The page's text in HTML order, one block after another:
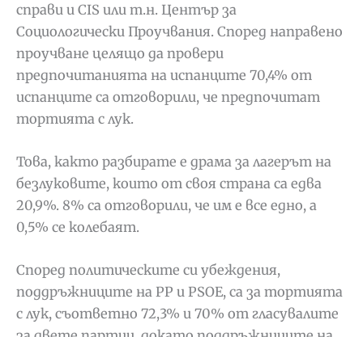
справи и CIS или т.н. Център за
Социологически Проучвания. Според направено
проучване целящо да провери
предпочитанията на испанците 70,4% от
испанците са отговорили, че предпочитат
тортията с лук.
Това, както разбирате е драма за лагерът на
безлуковите, които от своя страна са едва
20,9%. 8% са отговорили, че им е все едно, а
0,5% се колебаят.
Според политическите си убеждения,
поддръжниците на PP и PSOE, са за тортията
с лук, съответно 72,3% и 70% от гласувалите